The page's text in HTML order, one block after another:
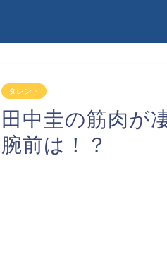
タレント
田中圭の筋肉が
腕前は！？